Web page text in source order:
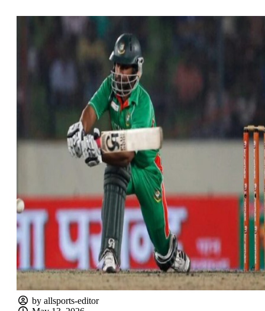
by allsports-editor